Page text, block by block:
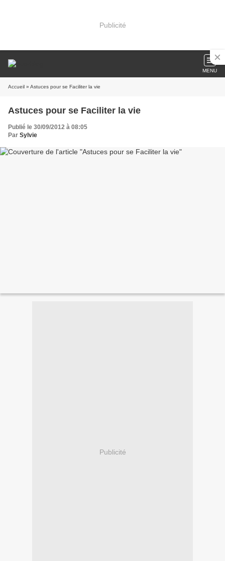
Publicité
MENU
Accueil » Astuces pour se Faciliter la vie
Astuces pour se Faciliter la vie
Publié le 30/09/2012 à 08:05
Par Sylvie
Publicité